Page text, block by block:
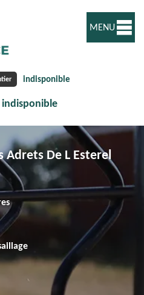
indisponible
indisponible
MENU
Adrets De L Esterel